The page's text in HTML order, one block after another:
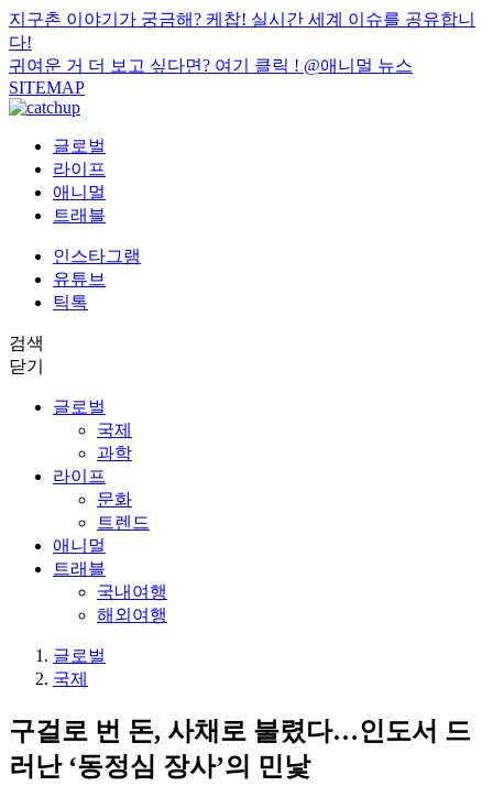
지구촌 이야기가 궁금해? 케찹! 실시간 세계 이슈를 공유합니
다!
귀여운 거 더 보고 싶다면? 여기 클릭 ! @애니멀 뉴스
SITEMAP
글로벌
라이프
애니멀
트래블
인스타그램
유튜브
틱톡
검색
닫기
글로벌
국제
과학
라이프
문화
트렌드
애니멀
트래블
국내여행
해외여행
글로벌
국제
구걸로 번 돈, 사채로 불렸다…인도서 드
러난 ‘동정심 장사’의 민낯